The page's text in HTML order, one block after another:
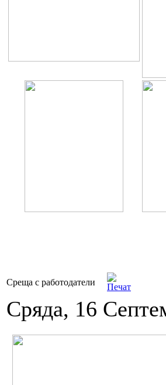
Среща с работодатели
Сряда, 16